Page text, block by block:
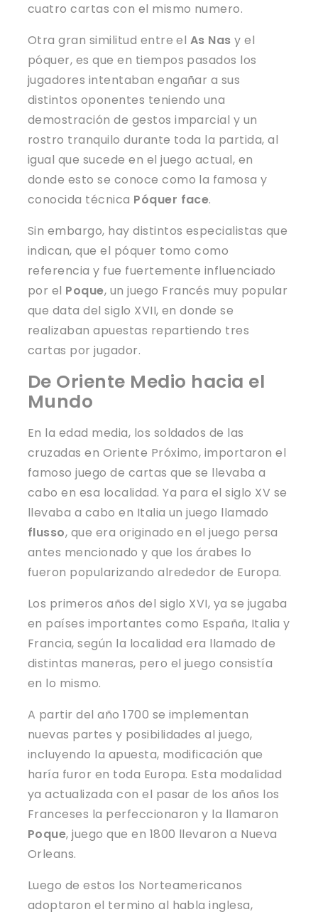
cuatro cartas con el mismo numero.
Otra gran similitud entre el As Nasy el
póquer, es que en tiempos pasados los
jugadores intentaban engañar a sus
distintos oponentes teniendo una
demostración de gestos imparcial y un
rostro tranquilo durante toda la partida, al
igual que sucede en el juego actual, en
donde esto se conoce como la famosa y
conocida técnica Póquer face.
Sin embargo, hay distintos especialistas que
indican, que el póquer tomo como
referencia y fue fuertemente influenciado
por el Poque, un juego Francés muy popular
que data del siglo XVII, en donde se
realizaban apuestas repartiendo tres
cartas por jugador.
De Oriente Medio hacia el
Mundo
En la edad media, los soldados de las
cruzadas en Oriente Próximo, importaron el
famoso juego de cartas que se llevaba a
cabo en esa localidad. Ya para el siglo XV se
llevaba a cabo en Italia un juego llamado
flusso, que era originado en el juego persa
antes mencionado y que los árabes lo
fueron popularizando alrededor de Europa.
Los primeros años del siglo XVI, ya se jugaba
en países importantes como España, Italia y
Francia, según la localidad era llamado de
distintas maneras, pero el juego consistía
en lo mismo.
A partir del año 1700 se implementan
nuevas partes y posibilidades al juego,
incluyendo la apuesta, modificación que
haría furor en toda Europa. Esta modalidad
ya actualizada con el pasar de los años los
Franceses la perfeccionaron y la llamaron
Poque, juego que en 1800 llevaron a Nueva
Orleans.
Luego de estos los Norteamericanos
adoptaron el termino al habla inglesa,